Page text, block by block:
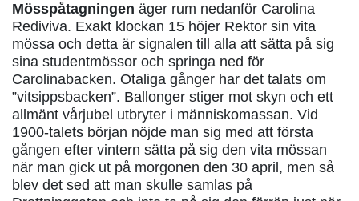
Mösspåtagningen äger rum nedanför Carolina
Rediviva. Exakt klockan 15 höjer Rektor sin vita
mössa och detta är signalen till alla att sätta på sig
sina studentmössor och springa ned för
Carolinabacken. Otaliga gånger har det talats om
”vitsippsbacken”. Ballonger stiger mot skyn och ett
allmänt vårjubel utbryter i människomassan. Vid
1900-talets början nöjde man sig med att första
gången efter vintern sätta på sig den vita mössan
när man gick ut på morgonen den 30 april, men så
blev det sed att man skulle samlas på